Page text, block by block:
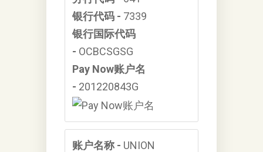
银行代码 - 7339
银行国际代码
- OCBCSGSG
Pay Now账户名
- 201220843G
账户名称 - UNION